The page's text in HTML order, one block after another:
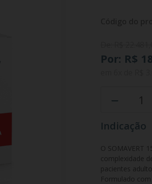
Por: R$
Indicação
O SOMAVERT
complexidade
pacientes
Formulado